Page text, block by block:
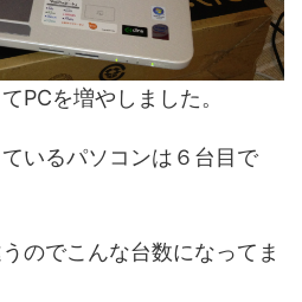
PCを増やしました。
いるパソコンは６台目で
のでこんな台数になってま